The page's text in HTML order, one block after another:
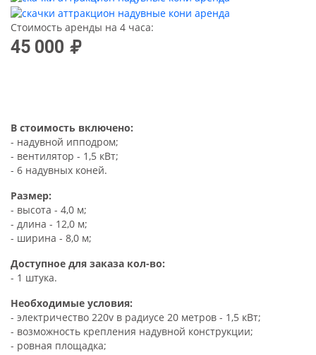
Стоимость аренды на 4 часа:
45 000
В стоимость включено:
- надувной ипподром;
- вентилятор - 1,5 кВт;
- 6 надувных коней.
Размер:
- высота - 4,0 м;
- длина - 12,0 м;
- ширина - 8,0 м;
Доступное для заказа кол-во:
- 1 штука.
Необходимые условия:
- электричество 220v в радиусе 20 метров - 1,5 кВт;
- возможность крепления надувной конструкции;
- ровная площадка;